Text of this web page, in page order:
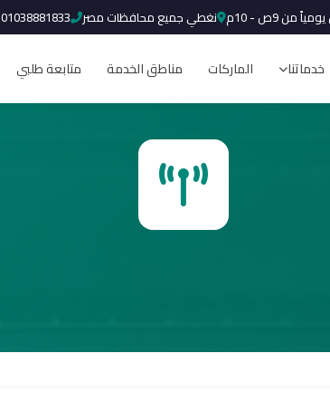
من 9ص - 10م نغطي جميع محافظات مصر 01038881833
خدماتنا الماركات مناطق الخدمة متابعة طلبي